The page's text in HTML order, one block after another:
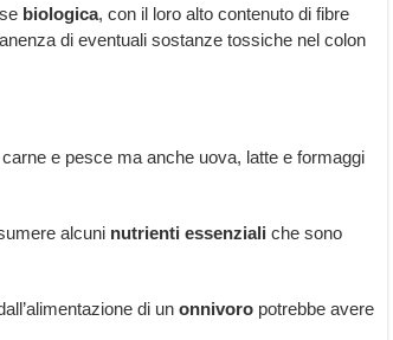
biologica, con il loro alto contenuto di fibre
di eventuali sostanze tossiche nel colon
e pesce ma anche uova, latte e formaggi
alcuni nutrienti essenziali che sono
di un onnivoropotrebbe avere